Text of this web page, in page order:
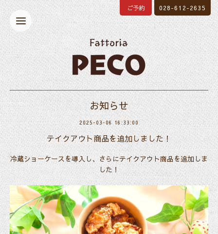
ご予約 028-612-2635
お知らせ
2025-03-06 16:33:00
テイクアウト商品を追加しました！
冷蔵ショーケースを導入し、さらにテイクアウト商品を追加しま
した！